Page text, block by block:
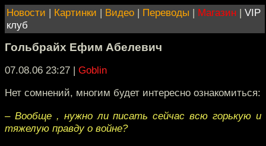
Новости | Картинки | Видео | Переводы | Магазин | VIP
клуб
Гольбрайх Ефим Абелевич
07.08.06 23:27 | Goblin
Нет сомнений, многим будет интересно ознакомиться:
– Вообще , нужно ли писать сейчас всю горькую и
тяжелую правду о войне?